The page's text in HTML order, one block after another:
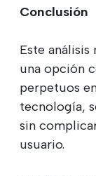
Conclusión
Este
una opción
perpetuos
tecnología,
sin
usuario.